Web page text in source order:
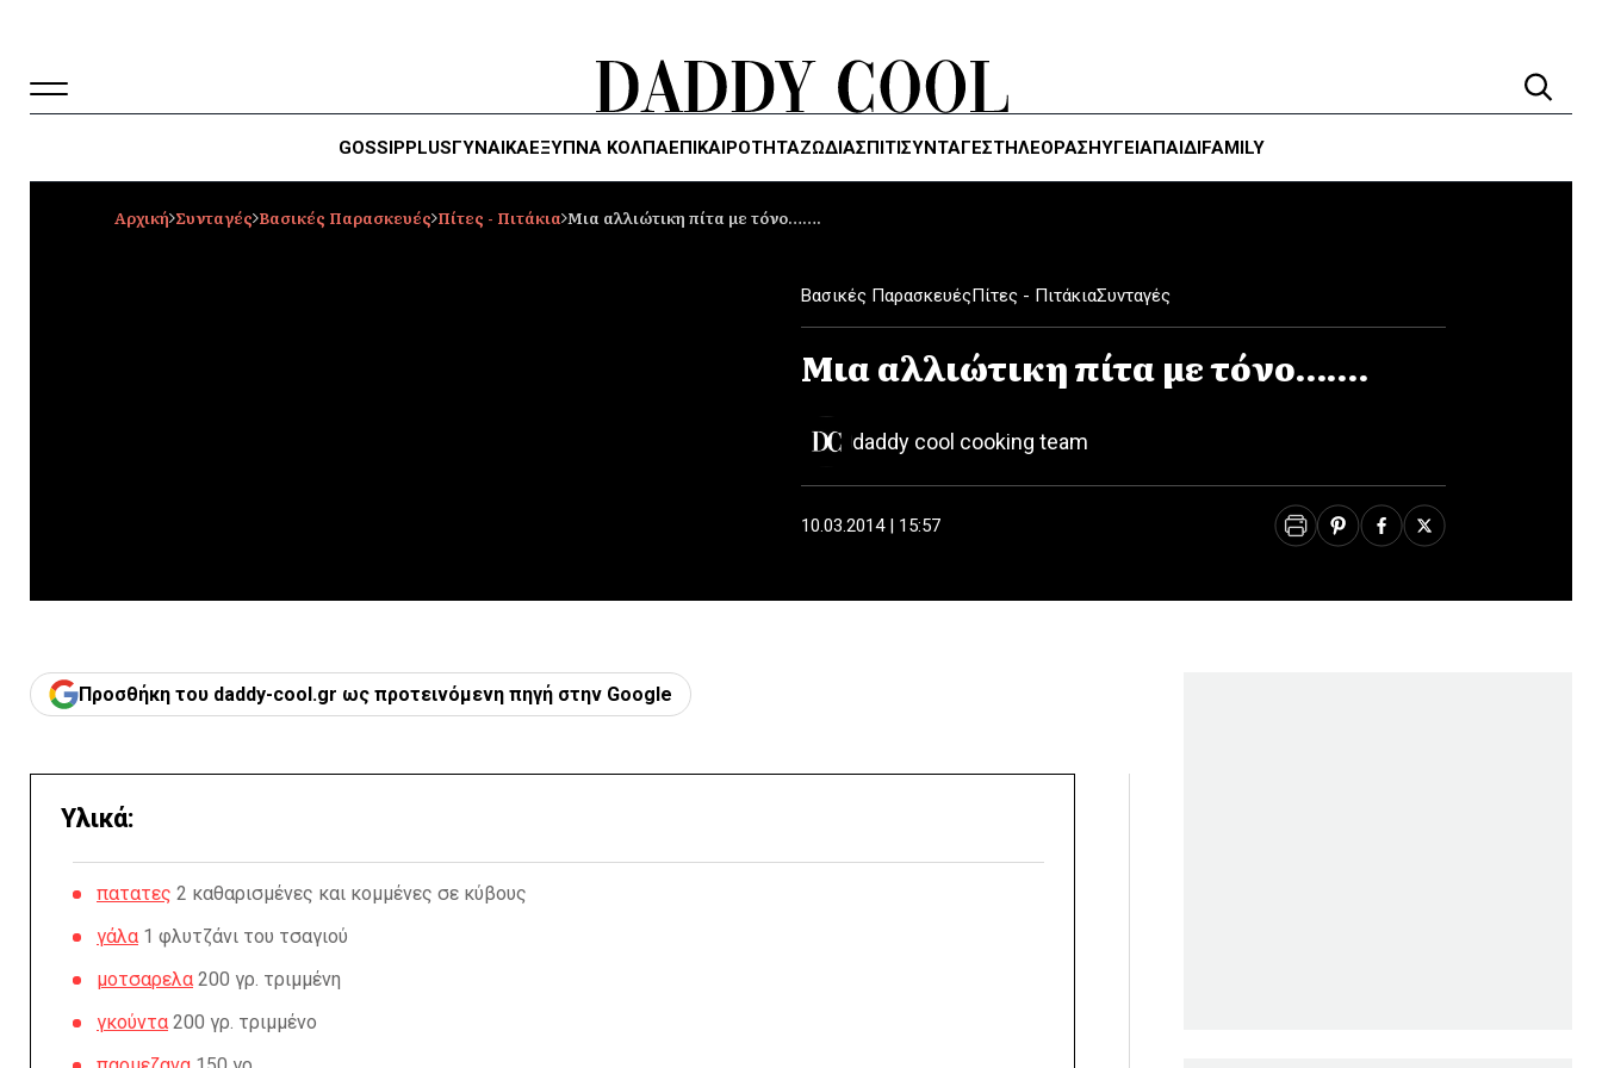
GOSSIPPLUSΓΥΝΑΙΚΑΈΞΥΠΝΑ ΚΌΛΠΑΕΠΙΚΑΙΡΟΤΗΤΑΖΏΔΙΑΣΠΙΤΙΣΥΝΤΑΓΕΣΤΗΛΕΌΡΑΣΗΥΓΕΊΑΠΑΙΔΙFAMILY
Αρχική Συνταγές Βασικές Παρασκευές Πίτες - Πιτάκια Μια αλλιώτικη πίτα με τόνο…….
Βασικές ΠαρασκευέςΠίτες - ΠιτάκιαΣυνταγές
Μια αλλιώτικη πίτα με τόνο…….
daddy cool cooking team
10.03.2014 | 15:57
Προσθήκη του daddy-cool.gr ως προτεινόμενη πηγή στην Google
Υλικά:
πατατες 2 καθαρισμένες και κομμένες σε κύβους
γάλα 1 φλυτζάνι του τσαγιού
μοτσαρελα 200 γρ. τριμμένη
γκούντα 200 γρ. τριμμένο